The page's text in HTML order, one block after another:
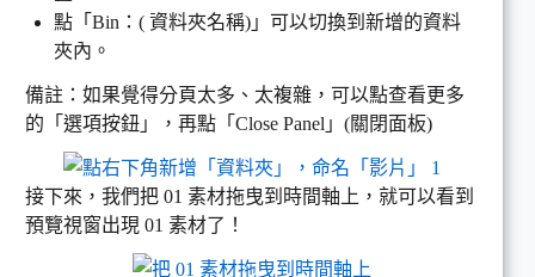
點「Bin：( 資料夾名稱)」可以切換到新增的資料
夾內。
備註：如果覺得分頁太多、太複雜，可以點查看更多
的「選項按鈕」，再點「Close Panel」(關閉面板)
接下來，我們把 01 素材拖曳到時間軸上，就可以看到
預覽視窗出現 01 素材了！